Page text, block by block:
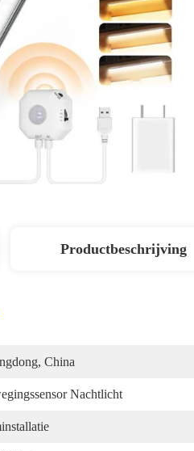
Productbeschrijving
China
Nachtlicht